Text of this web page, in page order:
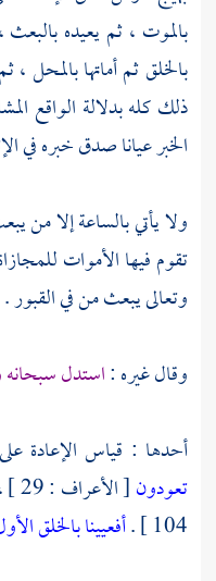
بالموت ، ثم يعيده
بالخلق ثم أماتها
ذلك كله بدلالة الواقع
الخبر عيانا صدق خبره في
ولا يأتي بالساعة إلا من
تقوم فيها الأموات
وتعالى يبعث من في القبور .
وقال غيره :استدل سبحانه
أحدها : قياس الإعادة
تعودون[ الأعراف : 29 ] ،
104 ] .
أفعيينا بالخلق